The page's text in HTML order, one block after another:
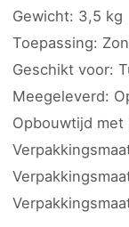
Gewicht: 3,5 kg
Toepassing:
Geschikt voor:
Meegeleverd:
Opbouwtijd